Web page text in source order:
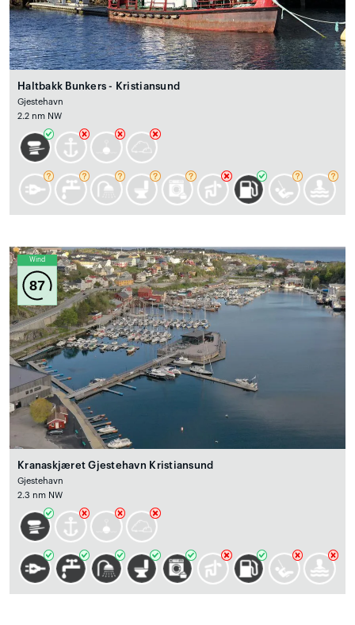
Haltbakk Bunkers - Kristiansund
Gjestehavn
2.2 nm NW
Wind
87
Kranaskjæret Gjestehavn Kristiansund
Gjestehavn
2.3 nm NW